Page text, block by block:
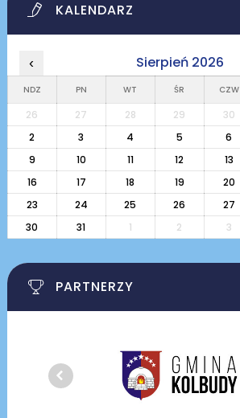
KALENDARZ
‹ Sierpień 2026
NDZ PN WT ŚR CZW
26 27 28 29 30
2
3 4 5 6
9
10 11 12 13
16
17 18 19 20
23
24 25 26 27
30
31 1 2 3
PARTNERZY